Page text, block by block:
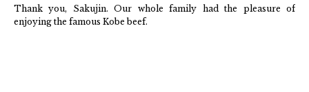
Thank you, Sakujin. Our whole family had the pleasure of
enjoying the famous Kobe beef.